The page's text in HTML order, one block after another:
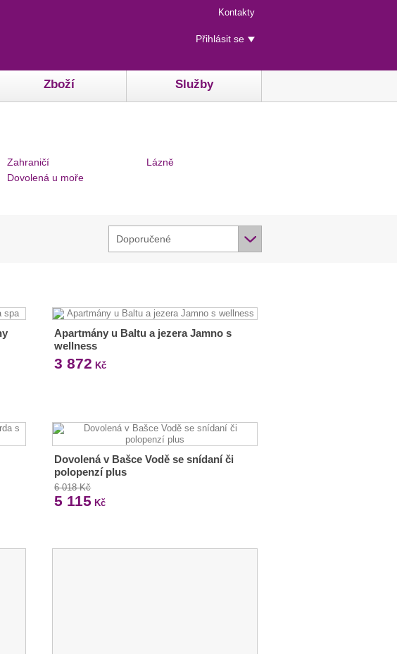
Menu
rychlého
přístupu
Kontakty
Uživatelské
menu
Přihlásit se
Zboží Služby
Zahraničí
Dovolená u moře
Lázně
Doporučené
Apartmány u Baltu a jezera Jamno s
wellness
3 872 Kč
Dovolená v Bašce Vodě se snídaní či
polopenzí plus
6 018 Kč
5 115 Kč